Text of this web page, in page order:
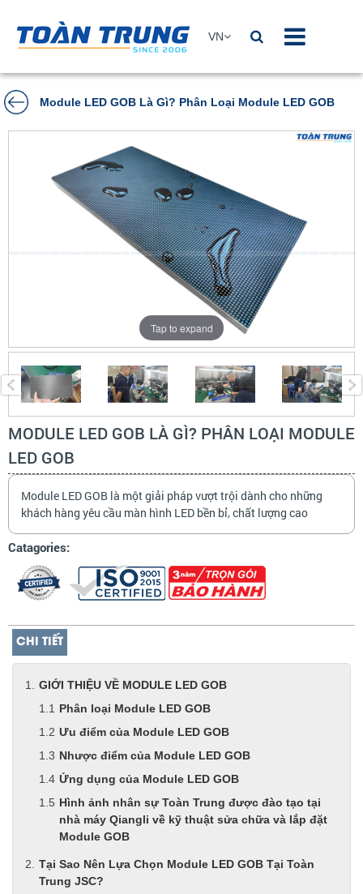
VN
Module LED GOB Là Gì? Phân Loại Module LED GOB
Tap to expand
MODULE LED GOB LÀ GÌ? PHÂN LOẠI MODULE
LED GOB
Module LED GOB là một giải pháp vượt trội dành cho những
khách hàng yêu cầu màn hình LED bền bỉ, chất lượng cao
Catagories:
CHI TIẾT
GIỚI THIỆU VỀ MODULE LED GOB
Phân loại Module LED GOB
Ưu điểm của Module LED GOB
Nhược điểm của Module LED GOB
Ứng dụng của Module LED GOB
Hình ảnh nhân sự Toàn Trung được đào tạo tại
nhà máy Qiangli về kỹ thuật sửa chữa và lắp đặt
Module GOB
Tại Sao Nên Lựa Chọn Module LED GOB Tại Toàn
Trung JSC?